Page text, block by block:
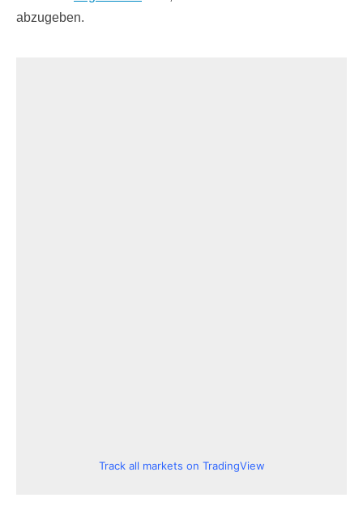
abzugeben.
Track all markets on TradingView